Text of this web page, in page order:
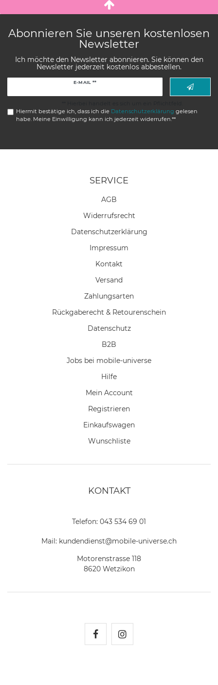
Abonnieren Sie unseren kostenlosen
Newsletter
Ich möchte den Newsletter abonnieren. Sie können den
Newsletter jederzeit kostenlos abbestellen.
E-MAIL **
Hiermit bestätige ich, dass ich die Daten­schutz­erklärung gelesen
habe. Meine Einwilligung kann ich jederzeit widerrufen.**
SERVICE
AGB
Widerrufs­recht
Daten­schutz­erklärung
Impressum
Kontakt
Versand
Zahlungsarten
Rückgaberecht & Retourenschein
Datenschutz
B2B
Jobs bei mobile-universe
Hilfe
Mein Account
Registrieren
Einkaufswagen
Wunschliste
KONTAKT
Telefon: 043 534 69 01
Mail: kundendienst@mobile-universe.ch
Motorenstrasse 118
8620 Wetzikon